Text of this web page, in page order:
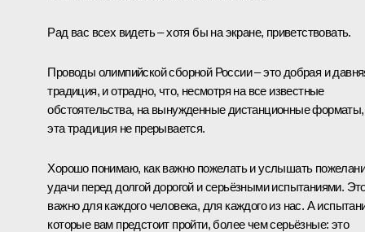
Рад вас всех видеть – хотя бы на экране, приветствовать.
Проводы олимпийской сборной России – это добрая и
традиция, и отрадно, что, несмотря на все известные
обстоятельства, на вынужденные дистанционные форматы,
эта традиция не прерывается.
Хорошо понимаю, как важно пожелать и услышать
удачи перед долгой дорогой и серьёзными испытаниями.
важно для каждого человека, для каждого из нас. А
которые вам предстоит пройти, более чем серьёзные: это